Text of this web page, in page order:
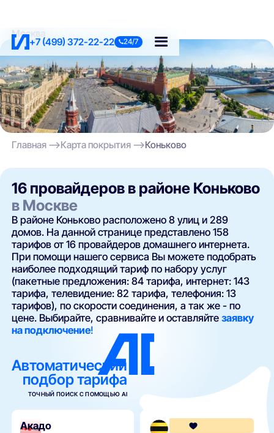
+7 (499) 372-22-22 24/7
Москва
Главная Карта покрытия Коньково
16 провайдеров в районе Коньково
в Москве
В районе Коньково расположено 8 улиц и 289
домов. На данной странице представлено 158
тарифов от 16 провайдеров домашнего интернета.
При помощи нашего сервиса Вы можете подобрать
наиболее подходящий тариф по набору услуг
(пакетные предложения: 84 тарифа, интернет: 143
тарифа, телевидение: 82 тарифа, телефония: 13
тарифов), по скорости соединения, а так же - по
цене. Выбирайте, сравнивайте и оставляйтезаявку
на подключение!
Автоматический
подбор тарифа
ТОЧНЫЙ ПОИСК С ПОМОЩЬЮ AI
Акадо